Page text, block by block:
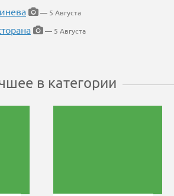
— 5 Августа
— 5 Августа
в категории